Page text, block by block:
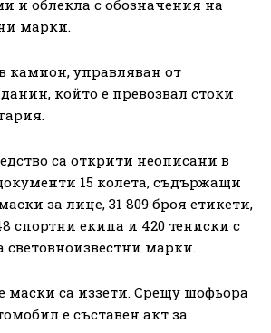
и облекла с обозначения на
марки.
камион, управляван от
който е превозвал стоки
са открити неописани в
15 колета, съдържащи
за лице, 31 809 броя етикети,
спортни екипа и 420 тениски с
марки.
маски са иззети. Срещу шофьора
e съставен акт за